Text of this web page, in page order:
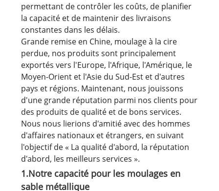
permettant de contrôler les coûts, de planifier
la capacité et de maintenir des livraisons
constantes dans les délais.
Grande remise en Chine, moulage à la cire
perdue, nos produits sont principalement
exportés vers l'Europe, l'Afrique, l'Amérique, le
Moyen-Orient et l'Asie du Sud-Est et d'autres
pays et régions. Maintenant, nous jouissons
d'une grande réputation parmi nos clients pour
des produits de qualité et de bons services.
Nous nous lierions d'amitié avec des hommes
d'affaires nationaux et étrangers, en suivant
l'objectif de « La qualité d'abord, la réputation
d'abord, les meilleurs services ».
1.Notre capacité pour les moulages en
sable métallique